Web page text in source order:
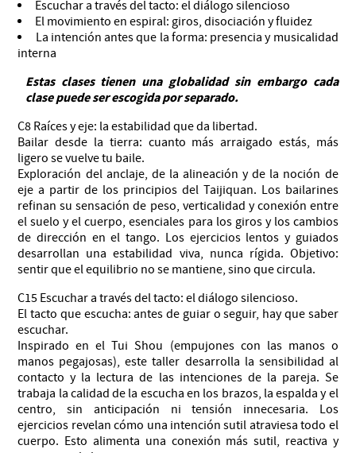
Escuchar a través del tacto: el diálogo silencioso
El movimiento en espiral: giros, disociación y fluidez
La intención antes que la forma: presencia y musicalidad
interna
Estas clases tienen una globalidad sin embargo cada
clase puede ser escogida por separado.
C8 Raíces y eje: la estabilidad que da libertad.
Bailar desde la tierra: cuanto más arraigado estás, más
ligero se vuelve tu baile.
Exploración del anclaje, de la alineación y de la noción de
eje a partir de los principios del Taijiquan. Los bailarines
refinan su sensación de peso, verticalidad y conexión entre
el suelo y el cuerpo, esenciales para los giros y los cambios
de dirección en el tango. Los ejercicios lentos y guiados
desarrollan una estabilidad viva, nunca rígida. Objetivo:
sentir que el equilibrio no se mantiene, sino que circula.
C15 Escuchar a través del tacto: el diálogo silencioso.
El tacto que escucha: antes de guiar o seguir, hay que saber
escuchar.
Inspirado en el Tui Shou (empujones con las manos o
manos pegajosas), este taller desarrolla la sensibilidad al
contacto y la lectura de las intenciones de la pareja. Se
trabaja la calidad de la escucha en los brazos, la espalda y el
centro, sin anticipación ni tensión innecesaria. Los
ejercicios revelan cómo una intención sutil atraviesa todo el
cuerpo. Esto alimenta una conexión más sutil, reactiva y